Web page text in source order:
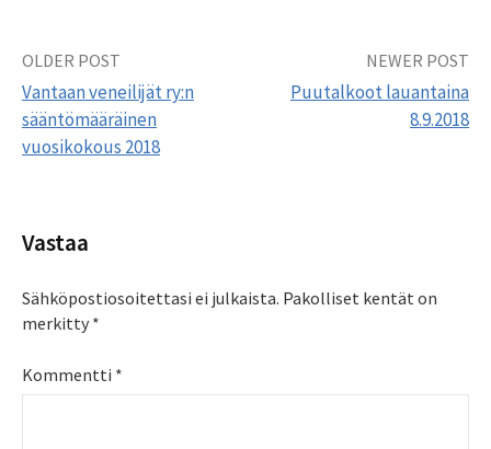
Post
navigation
OLDER POST
Vantaan veneilijät ry:n
sääntömääräinen
vuosikokous 2018
NEWER POST
Puutalkoot lauantaina
8.9.2018
Vastaa
Sähköpostiosoitettasi ei julkaista. Pakolliset kentät on
merkitty *
Kommentti *